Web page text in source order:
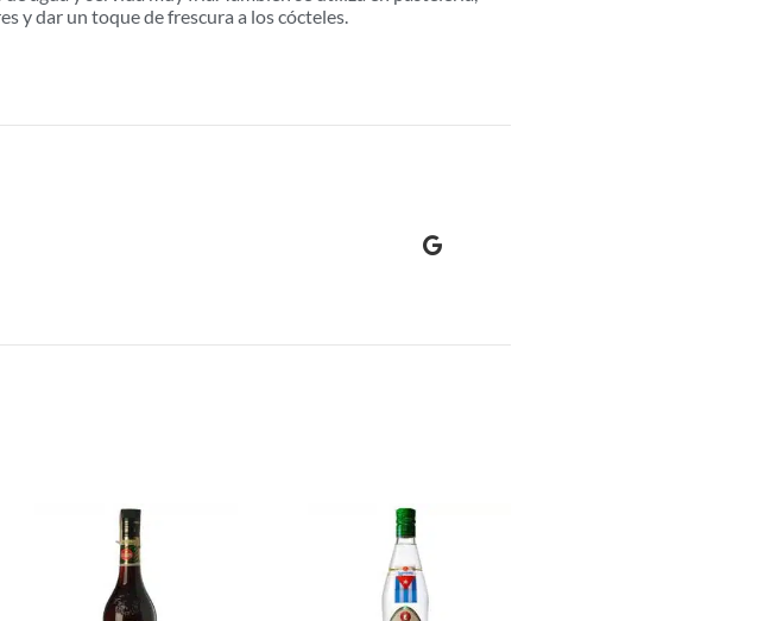
y dar un toque de frescura a los cócteles.